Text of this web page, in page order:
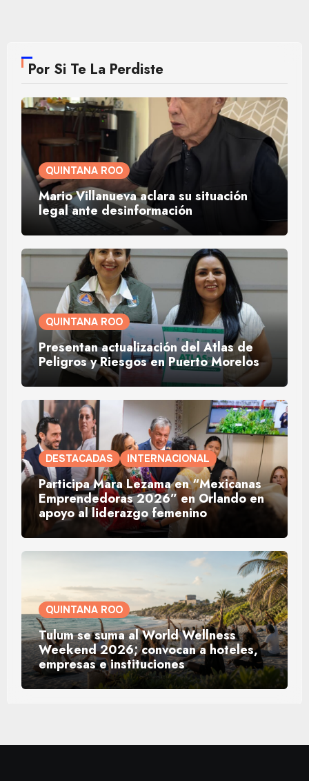
Por Si Te La Perdiste
QUINTANA ROO
Mario Villanueva aclara su situación
legal ante desinformación
QUINTANA ROO
Presentan actualización del Atlas de
Peligros y Riesgos en Puerto Morelos
DESTACADAS INTERNACIONAL
Participa Mara Lezama en “Mexicanas
Emprendedoras 2026” en Orlando en
apoyo al liderazgo femenino
QUINTANA ROO
Tulum se suma al World Wellness
Weekend 2026; convocan a hoteles,
empresas e instituciones